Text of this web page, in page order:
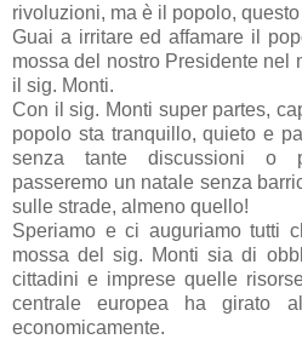
rivoluzioni, ma è il popolo,
Guai a irritare ed affamare il
mossa del nostro Presidente nel
il sig. Monti.
Con il sig. Monti super partes,
popolo sta tranquillo, quieto e
senza tante discussioni o
passeremo un natale senza
sulle strade, almeno quello!
Speriamo e ci auguriamo tutti
mossa del sig. Monti sia di
cittadini e imprese quelle
centrale europea ha girato
economicamente.